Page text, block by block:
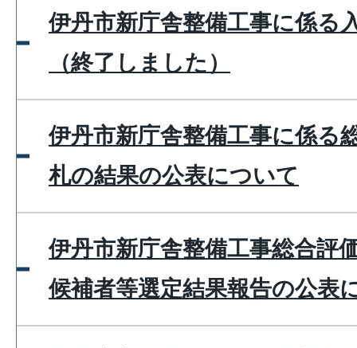
伊丹市新庁舎整備工事に係る
（終了しました）
伊丹市新庁舎整備工事に係る
札の結果の公表について
伊丹市新庁舎整備工事総合評
候補者等選定結果報告の公表